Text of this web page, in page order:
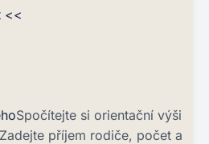
<<
Spočítejte si orientační výši
příjem rodiče, počet a